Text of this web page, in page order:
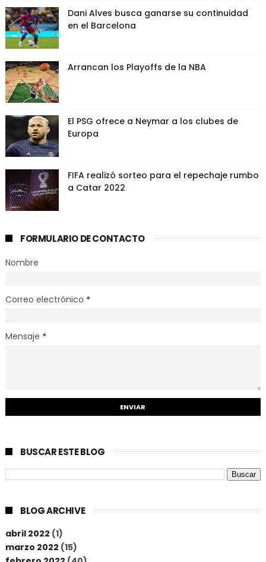
Dani Alves busca ganarse su continuidad
en el Barcelona
Arrancan los Playoffs de la NBA
El PSG ofrece a Neymar a los clubes de
Europa
FIFA realizó sorteo para el repechaje rumbo
a Catar 2022
FORMULARIO DE CONTACTO
Nombre
Correo electrónico *
Mensaje *
BUSCAR ESTE BLOG
BLOG ARCHIVE
abril 2022 (1)
marzo 2022 (15)